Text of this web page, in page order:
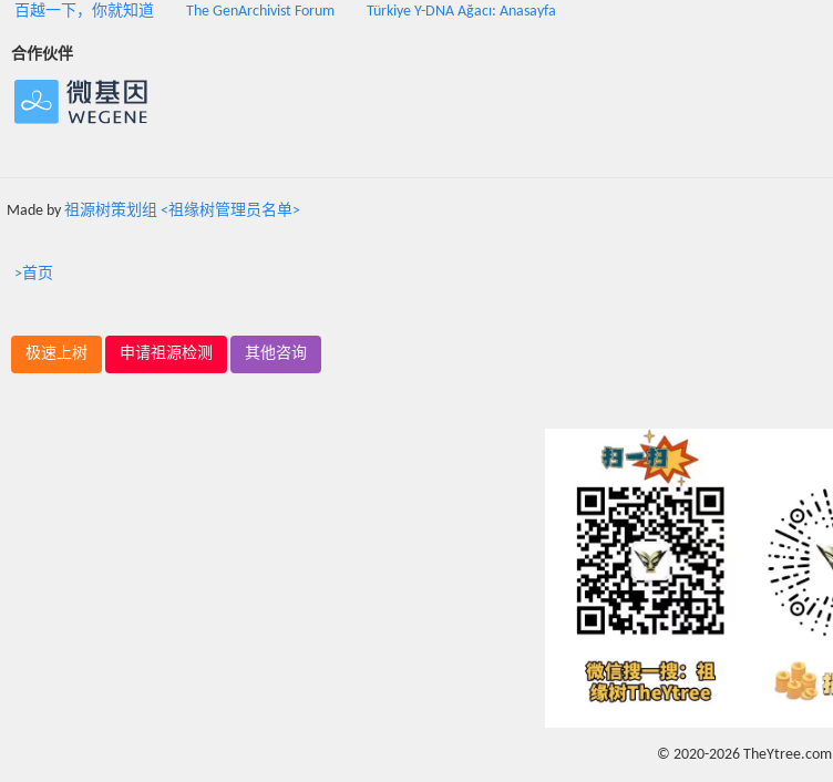
百越一下，你就知道 The GenArchivist Forum Türkiye Y-DNA Ağacı: Anasayfa
合作伙伴
Made by 祖源树策划组 <祖缘树管理员名单>
>首页
极速上树 申请祖源检测 其他咨询
© 2020-2026 TheYtree.com